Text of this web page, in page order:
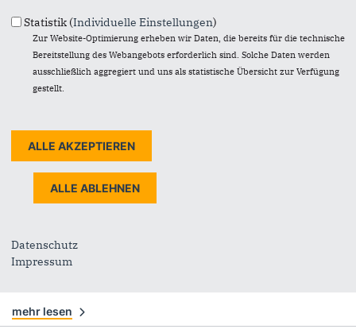
mehr lesen
CDU-Erfolg: Düsseldorf stärkt
Radtourismus
18.03.2024
Ratsfraktion: Die Stadt wird Mitglied im Verein Radregion Rheinland.
Dies...
mehr lesen
Blitzschnell unterwegs im Mobilfunk: Dafür bauen wir
gemeinsam mit der Stadt und den Anbietern das 5G-Netz in
mehr lesen
Statistik (Individuelle Einstellungen)
Zur Website-Optimierung erheben wir Daten, die bereits für die technische
Bereitstellung des Webangebots erforderlich sind. Solche Daten werden
ausschließlich aggregiert und uns als statistische Übersicht zur Verfügung
gestellt.
Datenschutz
Impressum